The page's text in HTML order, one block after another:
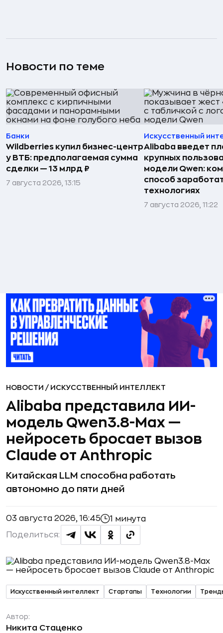
Новости по теме
Банки
Wildberries купил бизнес-центр
у ВТБ: предполагаемая сумма
сделки — 13 млрд ₽
7 августа 2026, 13:15
Искусственный
Alibaba введет
крупных
модели Qwen:
способ
технологиях
7 августа 2026, 11:22
НОВОСТИ / ИСКУССТВЕННЫЙ ИНТЕЛЛЕКТ
Alibaba представила ИИ-
модель Qwen3.8-Max —
нейросеть бросает вызов
Claude от Anthropic
Китайская LLM способна работать
автономно до пяти дней
03 августа 2026, 16:45 1 минута
Поделиться:
Искусственный интеллект Стартапы Технологии
Автор:
Никита Стаценко